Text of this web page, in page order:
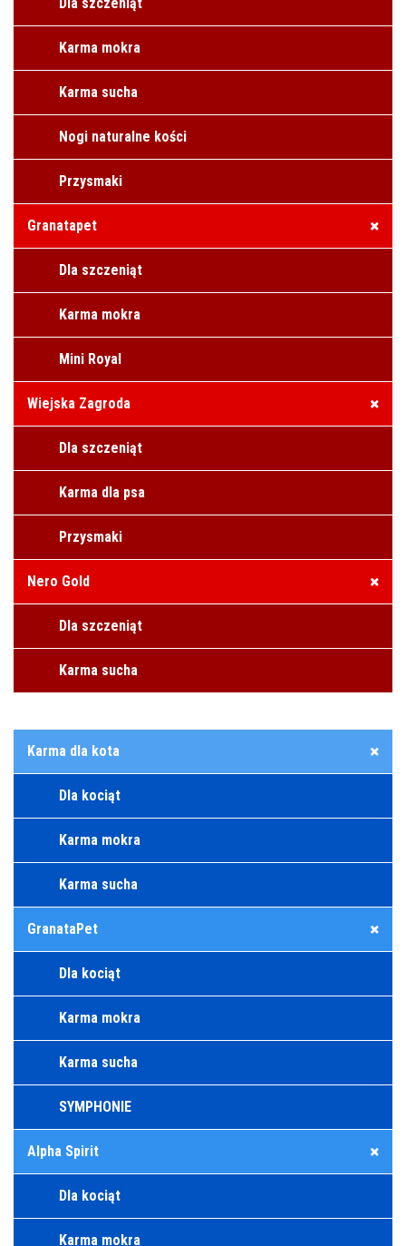
Karma mokra
Karma sucha
Nogi naturalne kości
Przysmaki
Granatapet
Dla szczeniąt
Karma mokra
Mini Royal
Wiejska Zagroda
Dla szczeniąt
Karma dla psa
Przysmaki
Nero Gold
Dla szczeniąt
Karma sucha
Karma dla kota
Dla kociąt
Karma mokra
Karma sucha
GranataPet
Dla kociąt
Karma mokra
Karma sucha
SYMPHONIE
Alpha Spirit
Dla kociąt
Karma mokra